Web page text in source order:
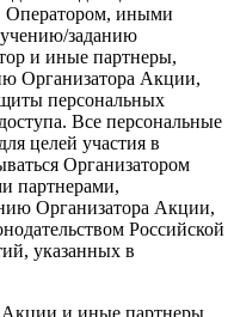
Оператором, иными
заданию
и иные партнеры,
Организатора Акции,
персональных
Все персональные
целей участия в
Организатором
партнерами,
Организатора Акции,
Российской
указанных в